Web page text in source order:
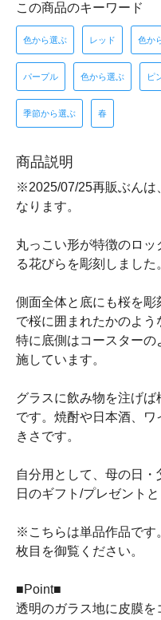
この商品のキーワード
色から選ぶ レッド 色か
パープル 色から選ぶ ピ
季節から選ぶ 春
商品説明
※2025/07/25再販ぶんは
なります。
丸っこい形が特徴のロ
る花びらを彫刻しました
側面全体と底にも桜を彫
で桜に囲まれたかのよう
特に底側はコースター
施しています。
グラスに飲み物を注げ
です。焼酎や日本酒、
きさです。
自分用として、母の日
日のギフト/プレゼント
※こちらは単品作品です
枚目を御覧ください。
■Point■
透明のガラス地に皮膜を